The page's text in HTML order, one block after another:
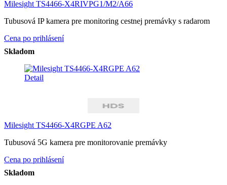
Milesight TS4466-X4RIVPG1/M2/A66
Tubusová IP kamera pre monitoring cestnej premávky s radarom
Cena po prihlásení
Skladom
Detail
Milesight TS4466-X4RGPE A62
Tubusová 5G kamera pre monitorovanie premávky
Cena po prihlásení
Skladom